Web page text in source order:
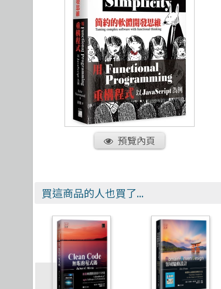
TDD 測試導向開發
預覽內頁
買這商品的人也買了...